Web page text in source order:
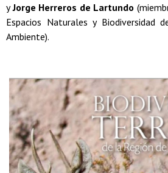
yJorge Herreros de Lartundo
Espacios Naturales y Biodiversidad
Ambiente).